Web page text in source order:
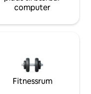
computer
Fitnessrum